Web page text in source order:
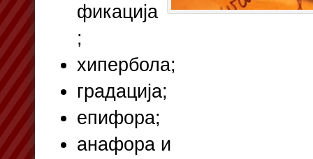
фикација
;
хипербола;
градација;
епифора;
анафора и